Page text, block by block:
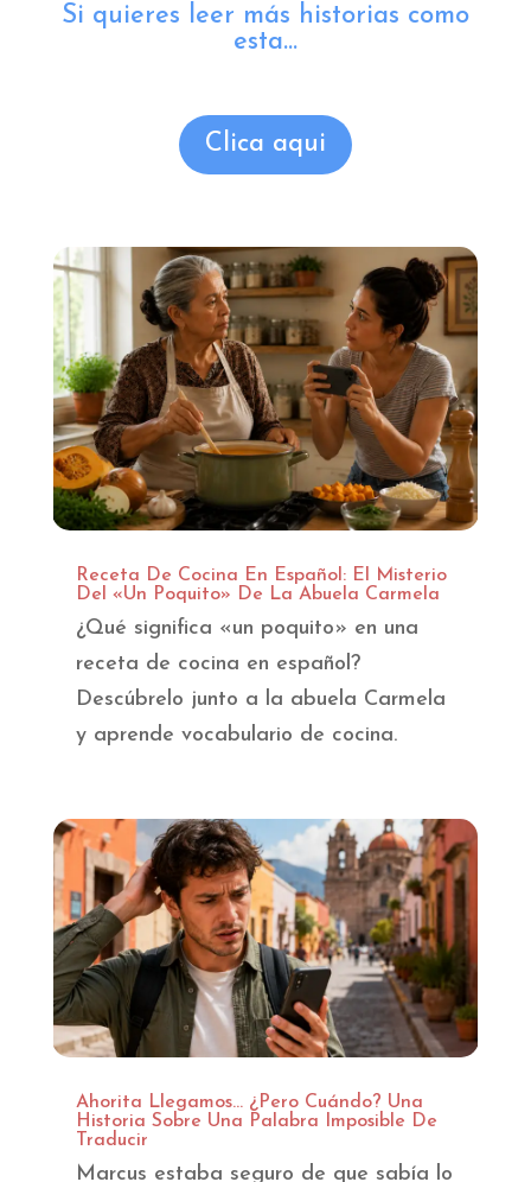
Si quieres leer más historias como
esta...
Clica aqui
Receta De Cocina En Español: El Misterio
Del «Un Poquito» De La Abuela Carmela
¿Qué significa «un poquito» en una
receta de cocina en español?
Descúbrelo junto a la abuela Carmela
y aprende vocabulario de cocina.
Ahorita Llegamos… ¿Pero Cuándo? Una
Historia Sobre Una Palabra Imposible De
Traducir
Marcus estaba seguro de que sabía lo